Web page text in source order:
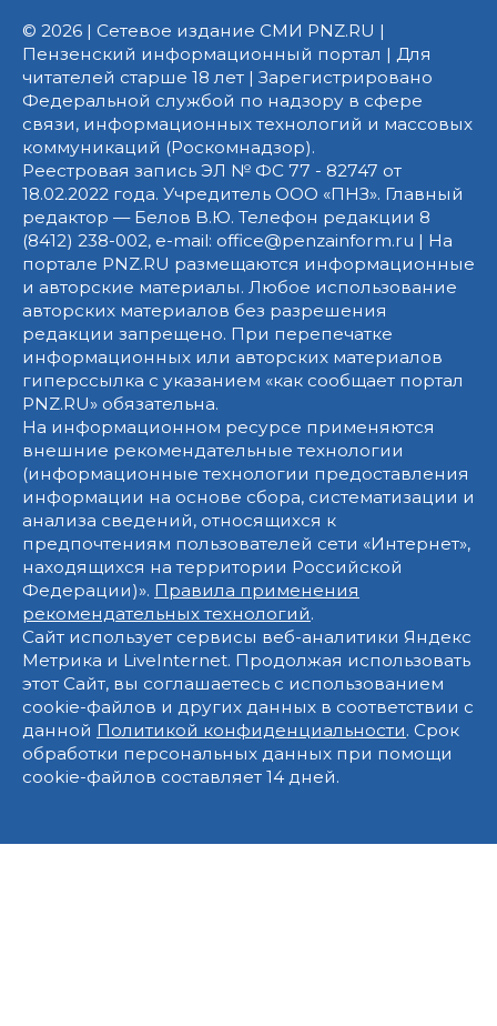
© 2026 | Сетевое издание СМИ PNZ.RU |
Пензенский информационный портал | Для
читателей старше 18 лет | Зарегистрировано
Федеральной службой по надзору в сфере
связи, информационных технологий и массовых
коммуникаций (Роскомнадзор).
Реестровая запись ЭЛ № ФС 77 - 82747 от
18.02.2022 года. Учредитель ООО «ПНЗ». Главный
редактор — Белов В.Ю. Телефон редакции 8
(8412) 238-002, e-mail: office@penzainform.ru | На
портале PNZ.RU размещаются информационные
и авторские материалы. Любое использование
авторских материалов без разрешения
редакции запрещено. При перепечатке
информационных или авторских материалов
гиперссылка с указанием «как сообщает портал
PNZ.RU» обязательна.
На информационном ресурсе применяются
внешние рекомендательные технологии
(информационные технологии предоставления
информации на основе сбора, систематизации и
анализа сведений, относящихся к
предпочтениям пользователей сети «Интернет»,
находящихся на территории Российской
Федерации)». Правила применения
рекомендательных технологий.
Сайт использует сервисы веб-аналитики Яндекс
Метрика и LiveInternet. Продолжая использовать
этот Сайт, вы соглашаетесь с использованием
cookie-файлов и других данных в соответствии с
данной Политикой конфиденциальности. Срок
обработки персональных данных при помощи
cookie-файлов составляет 14 дней.